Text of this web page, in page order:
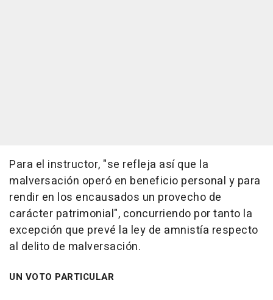
Para el instructor, "se refleja así que la
malversación operó en beneficio personal y para
rendir en los encausados un provecho de
carácter patrimonial", concurriendo por tanto la
excepción que prevé la ley de amnistía respecto
al delito de malversación.
UN VOTO PARTICULAR